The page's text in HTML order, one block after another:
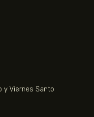
y Viernes Santo